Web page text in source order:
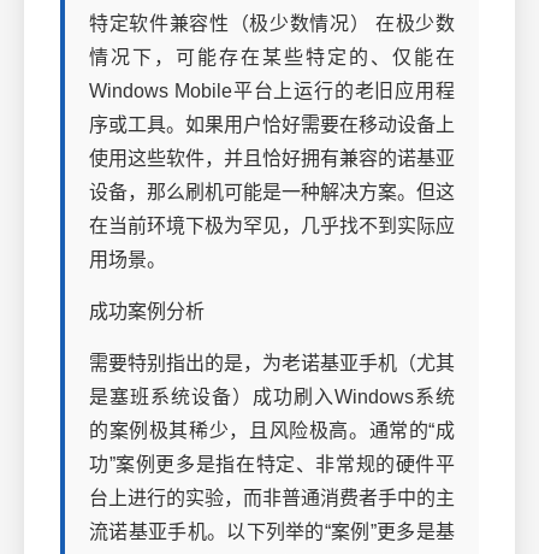
特定软件兼容性（极少数情况） 在极少数
情况下，可能存在某些特定的、仅能在
Windows Mobile平台上运行的老旧应用程
序或工具。如果用户恰好需要在移动设备上
使用这些软件，并且恰好拥有兼容的诺基亚
设备，那么刷机可能是一种解决方案。但这
在当前环境下极为罕见，几乎找不到实际应
用场景。
成功案例分析
需要特别指出的是，为老诺基亚手机（尤其
是塞班系统设备）成功刷入Windows系统
的案例极其稀少，且风险极高。通常的“成
功”案例更多是指在特定、非常规的硬件平
台上进行的实验，而非普通消费者手中的主
流诺基亚手机。以下列举的“案例”更多是基